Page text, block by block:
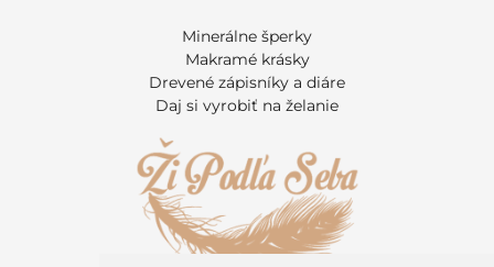
Minerálne šperky
Makramé krásky
Drevené zápisníky a diáre
Daj si vyrobiť na želanie